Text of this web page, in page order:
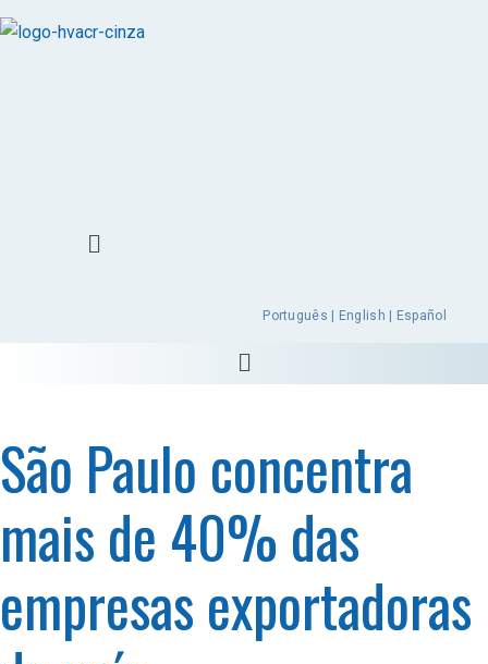
Português | English | Español
São Paulo concentra
mais de 40% das
empresas exportadoras